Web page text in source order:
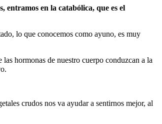
entramos en la catabólica, que es el
lo que conocemos como ayuno, es muy
las hormonas de nuestro cuerpo conduzcan a la
crudos nos va ayudar a sentirnos mejor, al